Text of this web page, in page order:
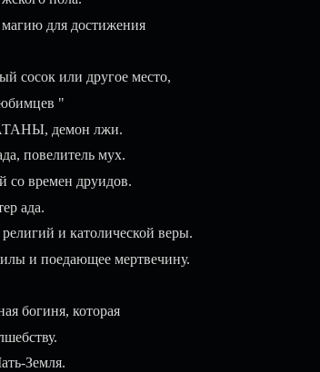
для достижения
или другое место,
"
демон лжи.
повелитель мух.
времен друидов.
ада.
и католической веры.
и поедающее мертвечину.
богиня, которая
Земля.